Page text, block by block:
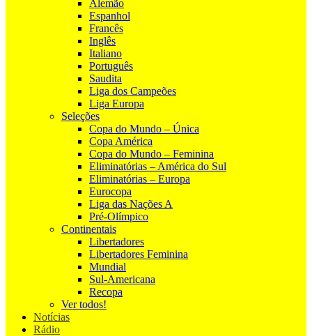
Alemão
Espanhol
Francês
Inglês
Italiano
Português
Saudita
Liga dos Campeões
Liga Europa
Seleções
Copa do Mundo – Única
Copa América
Copa do Mundo – Feminina
Eliminatórias – América do Sul
Eliminatórias – Europa
Eurocopa
Liga das Nações A
Pré-Olímpico
Continentais
Libertadores
Libertadores Feminina
Mundial
Sul-Americana
Recopa
Ver todos!
Notícias
Rádio